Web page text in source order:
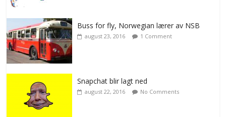
Buss for fly, Norwegian lærer av NSB
august 23, 2016 1 Comment
Snapchat blir lagt ned
august 22, 2016 No Comments